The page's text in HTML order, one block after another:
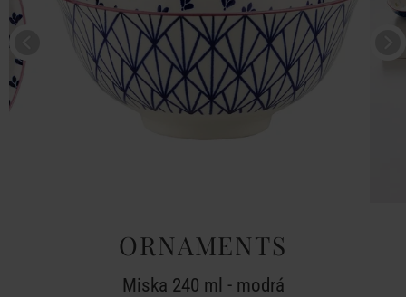
ORNAMENTS
Miska 240 ml - modrá